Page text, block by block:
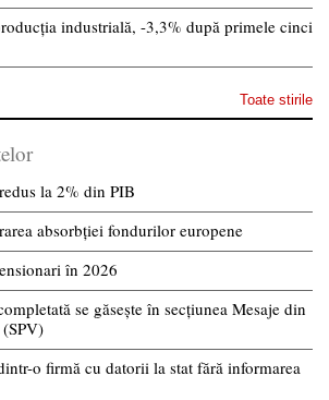
industrială, -3,3% după primele cinci
Toate stirile
la 2% din PIB
absorbției fondurilor europene
în 2026
se găsește în secțiunea Mesaje din
o firmă cu datorii la stat fără informarea